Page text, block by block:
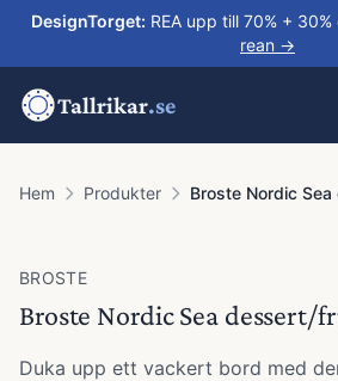
DesignTorget: REA upp till 70% +
rean →
Tallrikar.se
Hem Produkter Broste Nordic
BROSTE
Broste Nordic Sea dessert/
Duka upp ett vackert bord med